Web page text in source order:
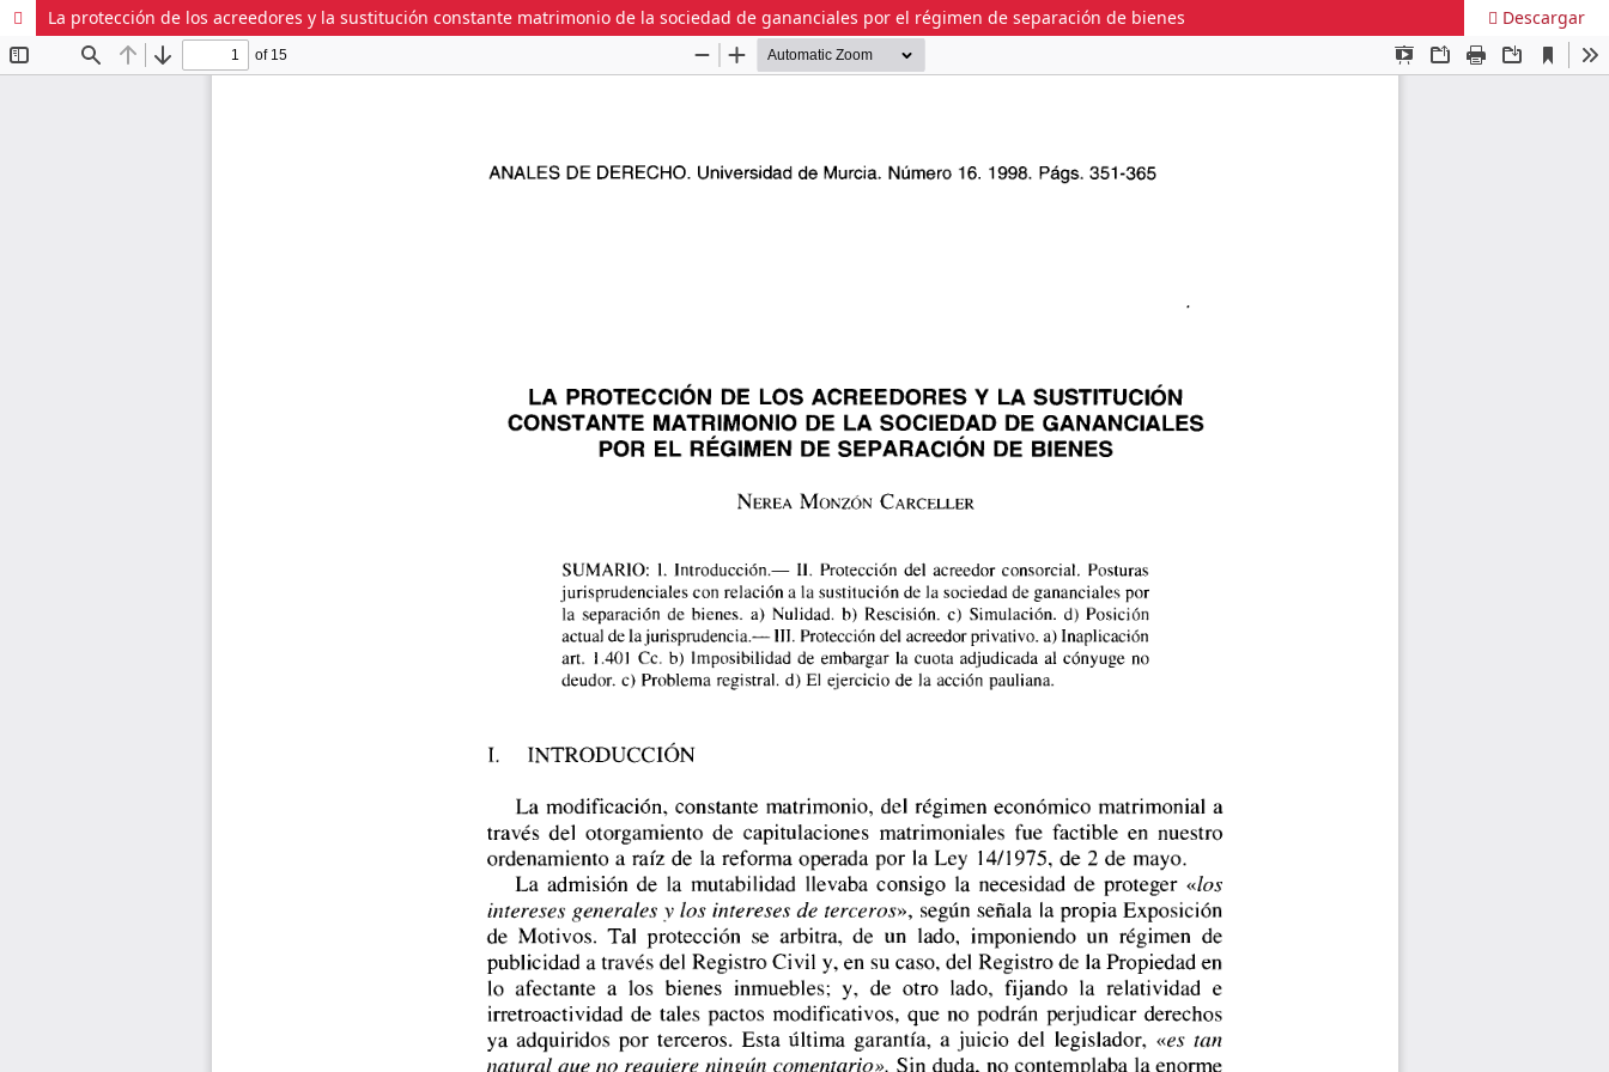
La protección de los acreedores y la sustitución constante matrimonio de la sociedad de gananciales por el régimen de separación de bienes Descargar